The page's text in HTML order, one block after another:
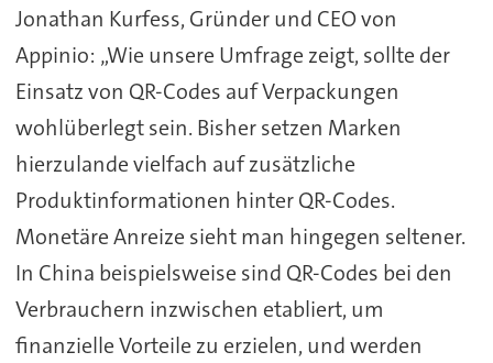
Jonathan Kurfess, Gründer und CEO von
Appinio: „Wie unsere Umfrage zeigt, sollte der
Einsatz von QR-Codes auf Verpackungen
wohlüberlegt sein. Bisher setzen Marken
hierzulande vielfach auf zusätzliche
Produktinformationen hinter QR-Codes.
Monetäre Anreize sieht man hingegen seltener.
In China beispielsweise sind QR-Codes bei den
Verbrauchern inzwischen etabliert, um
finanzielle Vorteile zu erzielen, und werden